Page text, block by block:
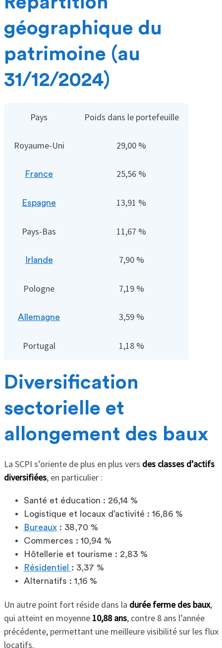
géographique du
patrimoine (au
31/12/2024)
Pays Poids dans le portefeuille
Royaume-Uni 29,00 %
France 25,56 %
Espagne 13,91 %
Pays-Bas 11,67 %
Irlande 7,90 %
Pologne 7,19 %
Allemagne 3,59 %
Portugal 1,18 %
Diversification
sectorielle et
allongement des baux
La SCPI s’oriente de plus en plus vers des classes d’actifs
diversifiées, en particulier :
Santé et éducation : 26,14 %
Logistique et locaux d’activité : 16,86 %
Bureaux: 38,70 %
Commerces : 10,94 %
Hôtellerie et tourisme : 2,83 %
Résidentiel : 3,37 %
Alternatifs : 1,16 %
Un autre point fort réside dans la durée ferme des baux,
qui atteint en moyenne 10,88 ans, contre 8 ans l’année
précédente, permettant une meilleure visibilité sur les flux
locatifs.